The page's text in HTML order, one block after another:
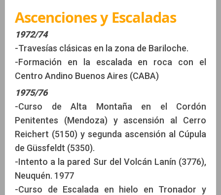
Ascenciones y Escaladas
1972/74
-Travesías clásicas en la zona de Bariloche.
-Formación en la escalada en roca con el
Centro Andino Buenos Aires (CABA)
1975/76
-Curso de Alta Montaña en el Cordón
Penitentes (Mendoza) y ascensión al Cerro
Reichert (5150) y segunda ascensión al Cúpula
de Güssfeldt (5350).
-Intento a la pared Sur del Volcán Lanín (3776),
Neuquén. 1977
-Curso de Escalada en hielo en Tronador y